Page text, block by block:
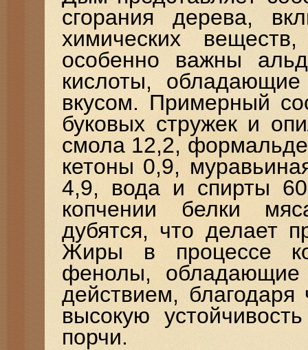
сгорания дерева,
химических
особенно важны
кислоты,
вкусом. Примерный
буковых стружек и
смола 12,2,
кетоны 0,9,
4,9, вода и спирты
копчении белки
дубятся, что делает
Жиры в процессе
фенолы, обладающие
действием, благодаря
высокую
порчи.